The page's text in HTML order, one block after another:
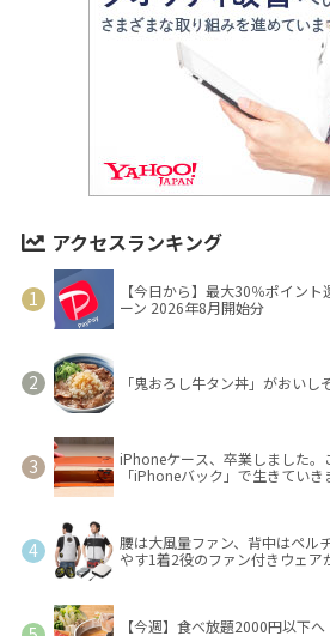
アクセスランキング
【今日から】最大30％ポイン
ーン 2026年8月開始分
「鬼おろし牛タン丼」がおい
iPhoneケース、卒業しました
「iPhoneバック」で生きていき
腰は大風量ファン、背中はペル
やす1着2役のファン付きウェア
【今週】食べ放題2000円以下